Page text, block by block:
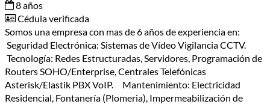
8 años
Cédula verificada
Somos una empresa con mas de 6 años de experiencia en:
Seguridad Electrónica: Sistemas de Vídeo Vigilancia CCTV.
Tecnología: Redes Estructuradas, Servidores, Programación de
Routers SOHO/Enterprise, Centrales Telefónicas
Asterisk/Elastik PBX VoIP. Mantenimiento: Electricidad
Residencial, Fontanería (Plomeria), Impermeabilización de